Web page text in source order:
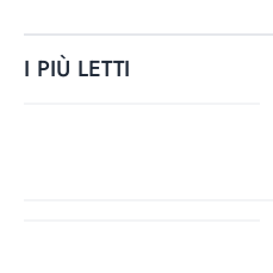
I PIÙ LETTI